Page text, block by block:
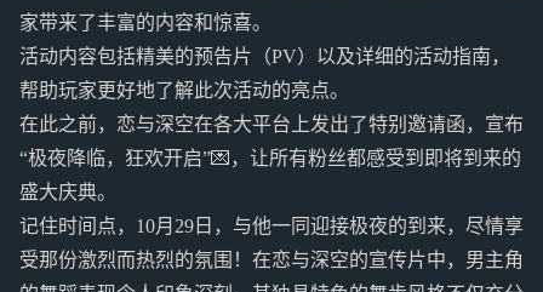
家带来了丰富的内容和惊喜。
活动内容包括精美的预告片（PV）以及详细的活动指南，
帮助玩家更好地了解此次活动的亮点。
在此之前，恋与深空在各大平台上发出了特别邀请函，宣布
“极夜降临，狂欢开启”💌，让所有粉丝都感受到即将到来的
盛大庆典。
记住时间点，10月29日，与他一同迎接极夜的到来，尽情享
受那份激烈而热烈的氛围！在恋与深空的宣传片中，男主角